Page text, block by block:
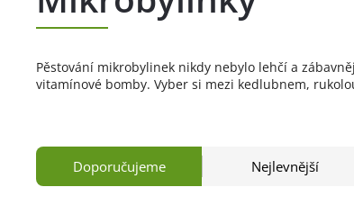
Pěstování mikrobylinek nikdy nebylo lehčí a
vitamínové bomby. Vyber si mezi kedlubnem,
Doporučujeme Nejlevnější